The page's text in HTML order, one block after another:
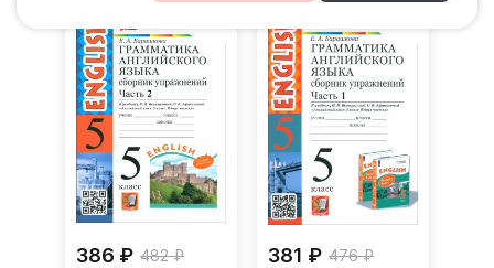
386 ₽ 482 ₽ 381 ₽ 476 ₽